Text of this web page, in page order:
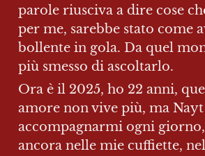
parole riusciva a dire cose
per me, sarebbe stato come
bollente in gola. Da quel
più smesso di ascoltarlo.
Ora è il 2025, ho 22 anni,
amore non vive più, ma
accompagnarmi ogni
ancora nelle mie cuffiette,